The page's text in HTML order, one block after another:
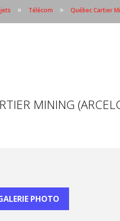
» Télécom » Québec Cartier
MINING
PHOTO